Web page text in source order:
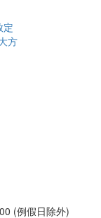
定
方
(例假日除外)